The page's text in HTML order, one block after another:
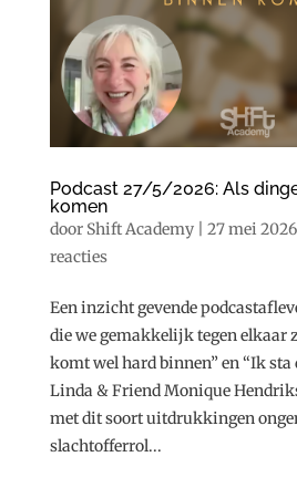
Podcast 27/5/2026: Als
komen
door Shift Academy| 27 mei 2026
reacties
Een inzicht gevende
die we gemakkelijk tegen elkaar
komt wel hard binnen” en “Ik sta
Linda & Friend Monique
met dit soort uitdrukkingen
slachtofferrol...